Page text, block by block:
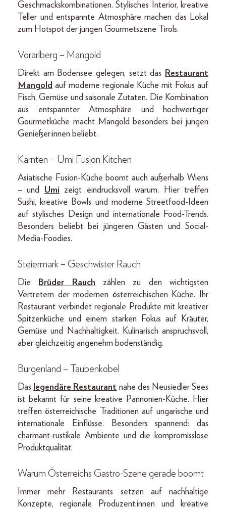
Geschmackskombinationen. Stylisches Interior, kreative
Teller und entspannte Atmosphäre machen das Lokal
zum Hotspot der jungen Gourmetszene Tirols.
Vorarlberg – Mangold
Direkt am Bodensee gelegen, setzt das
Restaurant
Mangold auf moderne regionale Küche mit Fokus auf
Fisch, Gemüse und saisonale Zutaten. Die Kombination
aus entspannter Atmosphäre und hochwertiger
Gourmetküche macht Mangold besonders bei jungen
Genießer:innen beliebt.
Kärnten – Umi Fusion Kitchen
Asiatische Fusion-Küche boomt auch außerhalb Wiens
– und Umi zeigt eindrucksvoll warum. Hier treffen
Sushi, kreative Bowls und moderne Streetfood-Ideen
auf stylisches Design und internationale Food-Trends.
Besonders beliebt bei jüngeren Gästen und Social-
Media-Foodies.
Steiermark – Geschwister Rauch
Die Brüder Rauch zählen zu den wichtigsten
Vertretern der modernen österreichischen Küche. Ihr
Restaurant verbindet regionale Produkte mit kreativer
Spitzenküche und einem starken Fokus auf Kräuter,
Gemüse und Nachhaltigkeit. Kulinarisch anspruchsvoll,
aber gleichzeitig angenehm bodenständig.
Burgenland – Taubenkobel
Das legendäre Restaurant nahe des Neusiedler Sees
ist bekannt für seine kreative Pannonien-Küche. Hier
treffen österreichische Traditionen auf ungarische und
internationale Einflüsse. Besonders spannend: das
charmant-rustikale Ambiente und die kompromisslose
Produktqualität.
Warum Österreichs Gastro-Szene gerade boomt
Immer mehr Restaurants setzen auf nachhaltige
Konzepte, regionale Produzent:innen und kreative